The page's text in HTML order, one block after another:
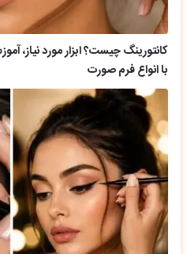
کانتورینگ چیست؟ ابزار مورد نیاز،
با انواع فرم صورت